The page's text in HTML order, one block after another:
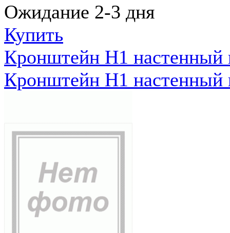
Ожидание 2-3 дня
Купить
Кронштейн Н1
Кронштейн Н1